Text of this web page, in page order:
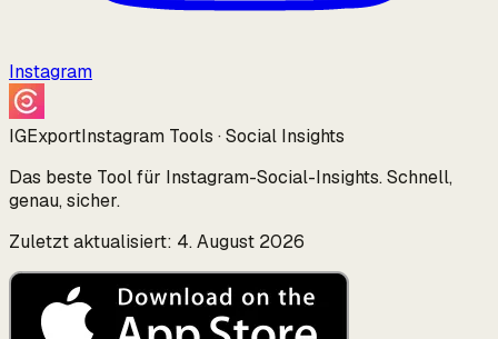
Instagram
IGExportInstagram Tools · Social Insights
Das beste Tool für Instagram-Social-Insights. Schnell,
genau, sicher.
Zuletzt aktualisiert: 4. August 2026